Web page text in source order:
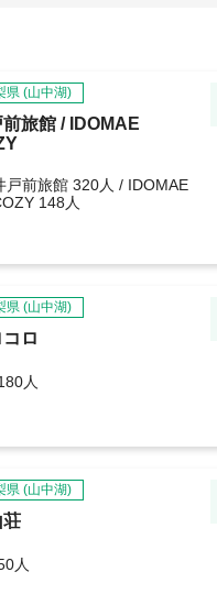
県 (山中湖)
旅館 / IDOMAE
戸前旅館 320人 / IDOMAE
148人
県 (山中湖)
ロ
人
県 (山中湖)
荘
人